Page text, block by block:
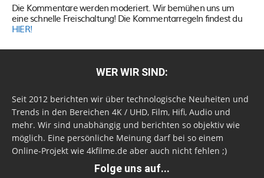
Die Kommentare werden moderiert. Wir bemühen uns um
eine schnelle Freischaltung! Die Kommentarregeln findest du
HIER!
WER WIR SIND:
Seit 2012 berichten wir über technologische Neuheiten und
Trends in den Bereichen 4K / UHD, Film, Hifi, Audio und
mehr. Wir sind unabhängig und berichten so objektiv wie
möglich. Eine persönliche Meinung darf bei so einem
Online-Projekt wie 4kfilme.de aber auch nicht fehlen ;)
Folge uns auf...